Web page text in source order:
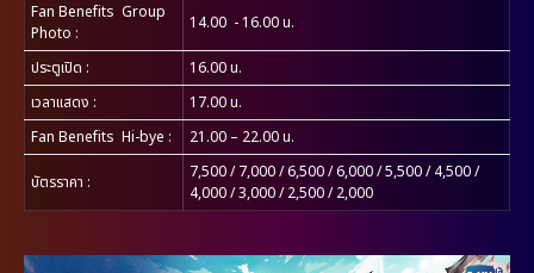
Fan Benefits Group
Photo : 14.00 - 16.00 น.
ประตูเปิด :
16.00 น.
เวลาแสดง :
17.00 น.
Fan Benefits Hi-bye :
21.00 – 22.00 น.
บัตรราคา :
7,500 / 7,000 / 6,500 / 6,000 / 5,500 / 4,500 /
4,000 / 3,000 / 2,500 / 2,000